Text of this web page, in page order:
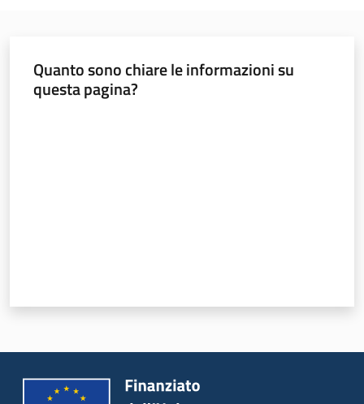
Quanto sono chiare le informazioni su
questa pagina?